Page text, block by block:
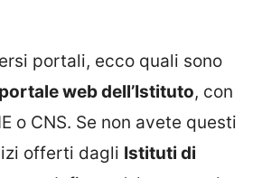
portali, ecco quali sono
portale web dell’Istituto, con
o CNS. Se non avete questi
offerti dagli Istituti di